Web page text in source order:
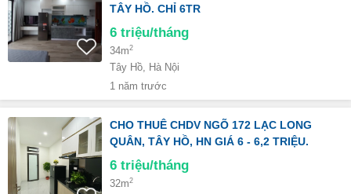
TÂY HỒ. CHỈ 6TR
6 triệu/tháng
34m2
Tây Hồ, Hà Nội
1 năm trước
CHO THUÊ CHDV NGÕ 172 LẠC LONG
QUÂN, TÂY HỒ, HN GIÁ 6 - 6,2 TRIỆU.
6 triệu/tháng
32m2